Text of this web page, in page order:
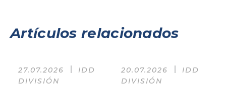
Artículos relacionados
27.07.2026
IDD
DIVISIÓN
20.07.2026
IDD
DIVISIÓN